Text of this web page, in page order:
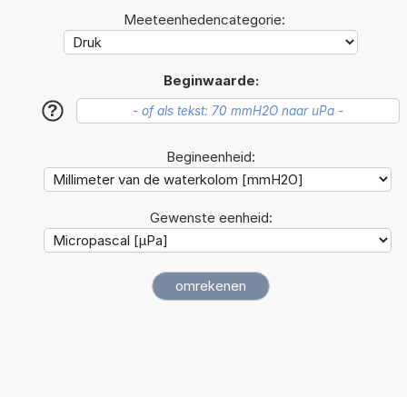
Meeteenhedencategorie:
Beginwaarde:
?
Begineenheid:
Gewenste eenheid: